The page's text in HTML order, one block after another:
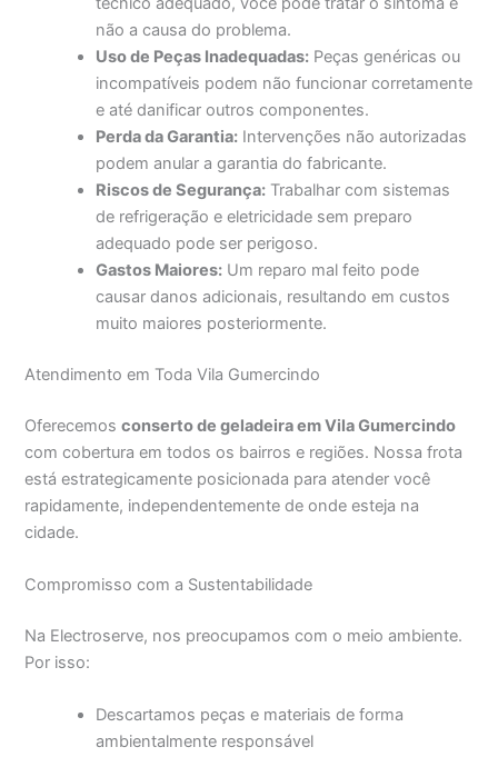
não a causa do problema.
Uso de Peças Inadequadas: Peças genéricas ou
incompatíveis podem não funcionar corretamente
e até danificar outros componentes.
Perda da Garantia: Intervenções não autorizadas
podem anular a garantia do fabricante.
Riscos de Segurança: Trabalhar com sistemas
de refrigeração e eletricidade sem preparo
adequado pode ser perigoso.
Gastos Maiores: Um reparo mal feito pode
causar danos adicionais, resultando em custos
muito maiores posteriormente.
Atendimento em Toda Vila Gumercindo
Oferecemosconserto de geladeira em Vila Gumercindo
com cobertura em todos os bairros e regiões. Nossa frota
está estrategicamente posicionada para atender você
rapidamente, independentemente de onde esteja na
cidade.
Compromisso com a Sustentabilidade
Na Electroserve, nos preocupamos com o meio ambiente.
Por isso:
Descartamos peças e materiais de forma
ambientalmente responsável